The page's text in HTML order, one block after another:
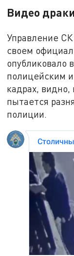
Видео
Управление
своем
опубликовало
полицейским
кадрах,
пытается
полиции.